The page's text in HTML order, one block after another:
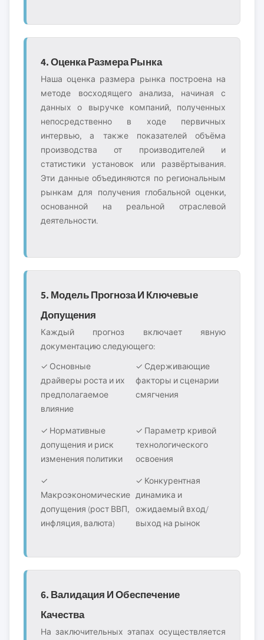
4. Оценка Размера Рынка
Наша оценка размера рынка построена на
методе восходящего анализа, начиная с
данных о выручке компаний, полученных
непосредственно в ходе первичных
интервью, а также показателей объёма
производства от производителей и
статистики установок или развёртывания.
Эти данные объединяются по региональным
рынкам для получения глобальной оценки,
основанной на реальной отраслевой
деятельности.
5. Модель Прогноза И Ключевые
Допущения
Каждый прогноз включает явную
документацию следующего:
✓ Основные
драйверы роста и их
предполагаемое
влияние
✓ Сдерживающие
факторы и сценарии
смягчения
✓ Нормативные
допущения и риск
изменения политики
✓ Параметр кривой
технологического
освоения
✓
Макроэкономические
допущения (рост ВВП,
инфляция, валюта)
✓ Конкурентная
динамика и
ожидаемый вход/
выход на рынок
6. Валидация И Обеспечение
Качества
На заключительных этапах осуществляется